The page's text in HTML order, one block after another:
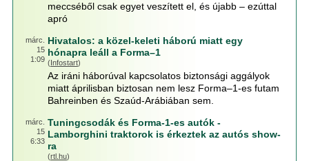
meccséből csak egyet veszített el, és újabb – ezúttal
apró
márc.
15
1:09
Hivatalos: a közel-keleti háború miatt egy
hónapra leáll a Forma–1
(Infostart)
Az iráni háborúval kapcsolatos biztonsági aggályok
miatt áprilisban biztosan nem lesz Forma–1-es futam
Bahreinben és Szaúd-Arábiában sem.
márc.
15
6:33
Tuningcsodák és Forma-1-es autók -
Lamborghini traktorok is érkeztek az autós show-
ra
(rtl.hu)